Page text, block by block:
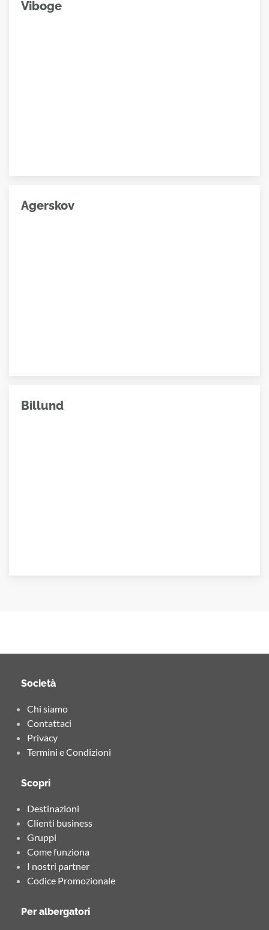
Viboge
Agerskov
Billund
Società
Chi siamo
Contattaci
Privacy
Termini e Condizioni
Scopri
Destinazioni
Clienti business
Gruppi
Come funziona
I nostri partner
Codice Promozionale
Per albergatori